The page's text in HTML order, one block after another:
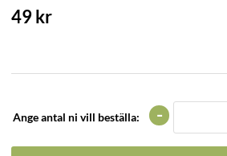
49kr
Ange antal ni vill beställa: -